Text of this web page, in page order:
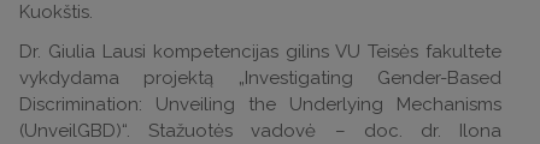
Kuokštis.
Dr. Giulia Lausi kompetencijas gilins VU Teisės fakultete
vykdydama projektą „Investigating Gender-Based
Discrimination: Unveiling the Underlying Mechanisms
(UnveilGBD)“. Stažuotės vadovė – doc. dr. Ilona